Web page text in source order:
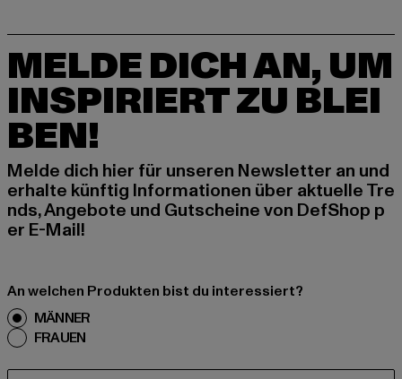
MELDE DICH AN, UM
INSPIRIERT ZU BLEI
BEN!
Melde dich hier für unseren Newsletter an und
erhalte künftig Informationen über aktuelle Tre
nds, Angebote und Gutscheine von DefShop p
er E-Mail!
An welchen Produkten bist du interessiert?
MÄNNER
FRAUEN